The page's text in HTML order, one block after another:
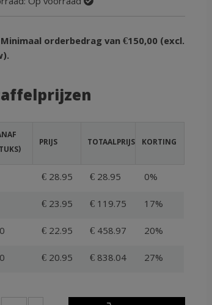
Minimaal orderbedrag van €150,00 (excl.
PRIJS TOTAALPRIJS KORTING
€ 28.95 € 28.95
0%
€ 23.95 € 119.75
17%
€ 22.95 € 458.97
20%
€ 20.95 € 838.04 27%